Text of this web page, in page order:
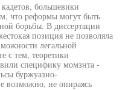
большевики
что реформы могут быть
борьбы. В диссертации
позиция не позволяла
легальной
с тем, теоретики
специфику момзнта -
буржуазно-
возможно, не опираясь